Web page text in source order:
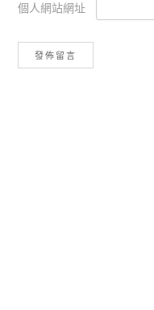
個人網站網址